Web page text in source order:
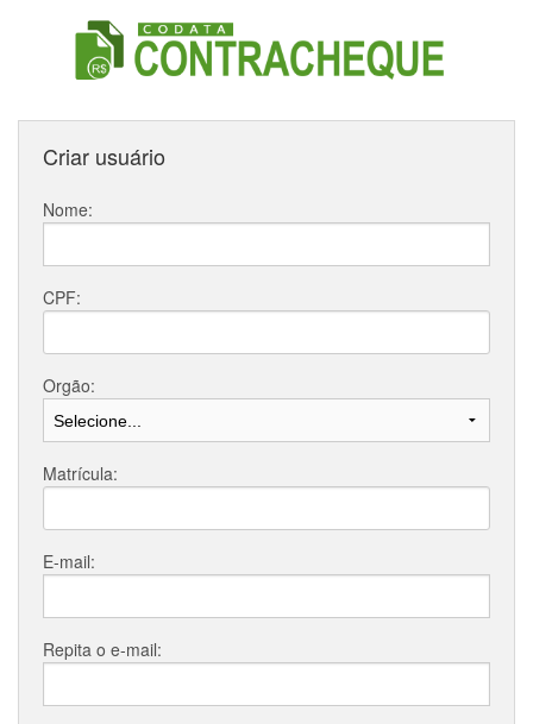
Criar usuário
Nome:
CPF:
Orgão:
Matrícula:
E-mail:
Repita o e-mail: